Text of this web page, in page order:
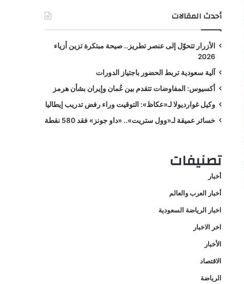
أحدث المقالات
الأزرار تتحوّل إلى عنصر تطريز.. صيحة مبتكرة تزين أزياء
2026
آلية سعودية تربط الحضور باجتياز الدورات
أكسيوس: المفاوضات تتقدم بين عُمان وإيران بشأن هرمز
وكيل غوارديولا لـ«عكاظ»: التوقيت وراء رفض تدريب إيطاليا
خسائر عميقة لـ«وول ستريت».. «داو جونز» فقد 580 نقطة
تصنيفات
أخبار
أخبار العرب والعالم
اخبار الرياضة السعودية
اخر الاخبار
الأخبار
الاقتصاد
الرياضة